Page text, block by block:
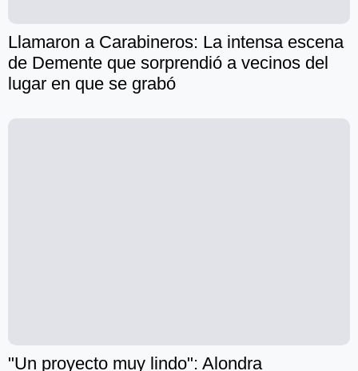
Llamaron a Carabineros: La intensa escena
de Demente que sorprendió a vecinos del
lugar en que se grabó
"Un proyecto muy lindo": Alondra